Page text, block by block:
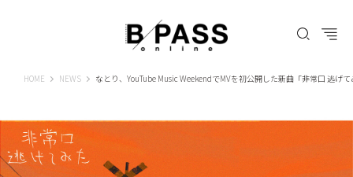
HOME B-PASS ONLINE
NEWS なとり、YouTube Music WeekendでMVを初公開した新曲「非常口 逃げ